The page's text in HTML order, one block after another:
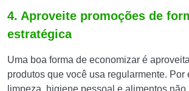
4. Aproveite promoções de
estratégica
Uma boa forma de economizar é
produtos que você usa regularmente. Por
limpeza, higiene pessoal e alimentos